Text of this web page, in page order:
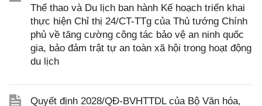
Thể thao và Du lịch ban hành Kế hoạch triển khai
thực hiện Chỉ thị 24/CT-TTg của Thủ tướng Chính
phủ về tăng cường công tác bảo vệ an ninh quốc
gia, bảo đảm trật tự an toàn xã hội trong hoạt động
du lịch
Quyết định 2028/QĐ-BVHTTDL của Bộ Văn hóa,